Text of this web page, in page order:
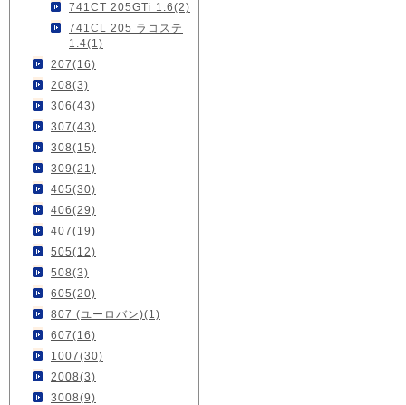
741CT 205GTi 1.6(2)
741CL 205 ラコステ
1.4(1)
207(16)
208(3)
306(43)
307(43)
308(15)
309(21)
405(30)
406(29)
407(19)
505(12)
508(3)
605(20)
807 (ユーロバン)(1)
607(16)
1007(30)
2008(3)
3008(9)